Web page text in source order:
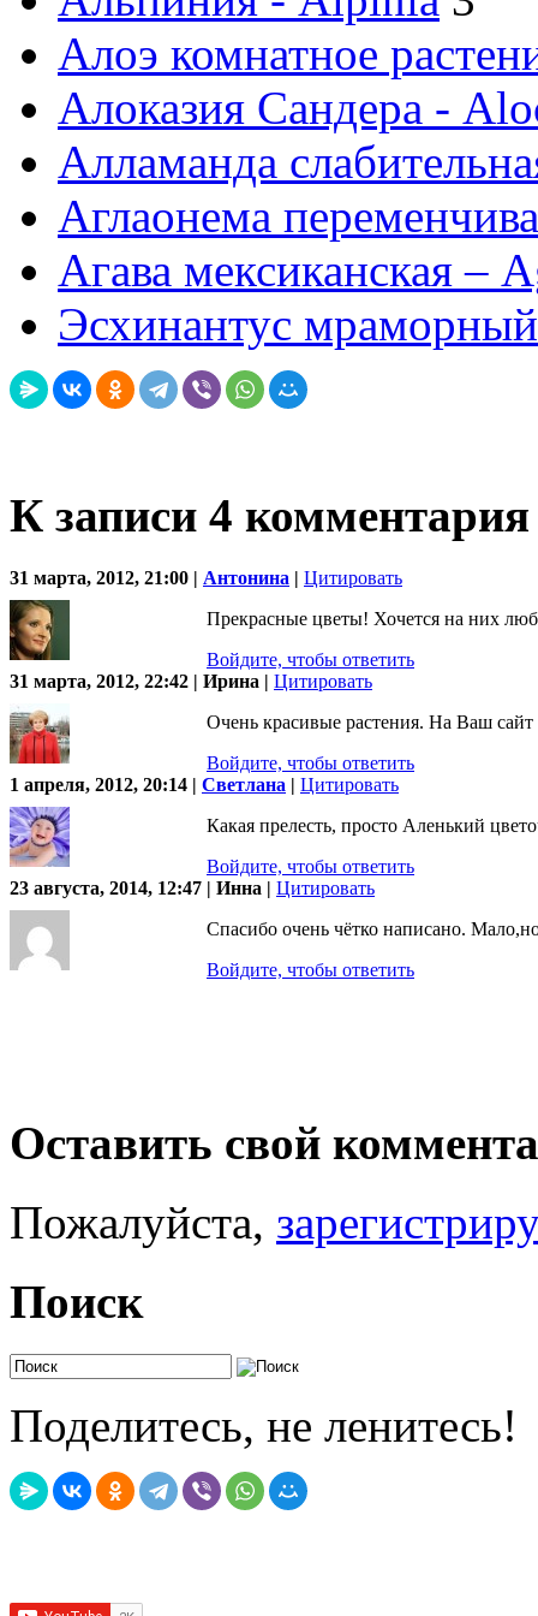
Алоэ комнатное
Алоказия Сандера -
Алламанда
Аглаонема
Агава мексиканская –
Эсхинантус
К записи 4 комментария
31 марта, 2012, 21:00 | Антонина | Цитировать
Прекрасные цветы! Хочется на них
Войдите, чтобы ответить
31 марта, 2012, 22:42 | Ирина | Цитировать
Очень красивые растения. На Ваш
Войдите, чтобы ответить
1 апреля, 2012, 20:14 | Светлана | Цитировать
Какая прелесть, просто Аленький
Войдите, чтобы ответить
23 августа, 2014, 12:47 | Инна | Цитировать
Спасибо очень чётко написано.
Войдите, чтобы ответить
Оставить свой
Пожалуйста,
Поиск
Поделитесь, не ленитесь!